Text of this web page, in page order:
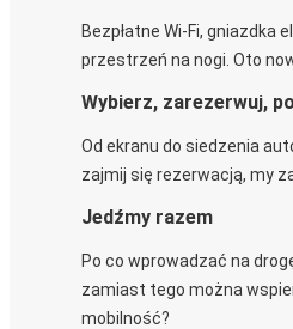
Bezpłatne Wi-Fi, gniazdka
przestrzeń na nogi. Oto
Wybierz, zarezerwuj,
Od ekranu do siedzenia
zajmij się rezerwacją, my
Jedźmy razem
Po co wprowadzać na
zamiast tego można
mobilność?